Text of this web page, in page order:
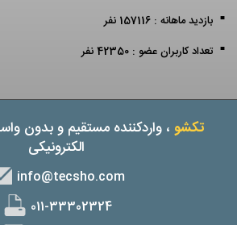
بازدید ماهانه : 157116 نفر
تعداد کاربران عضو : 42350 نفر
تکشو ، واردکننده مستقیم و بدون
الکترونیکی
info@tecsho.com
011-33302324